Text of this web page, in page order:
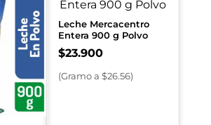
Leche Mercacentro
Entera 900 g Polvo
$23.900
(Gramoa $26.56)